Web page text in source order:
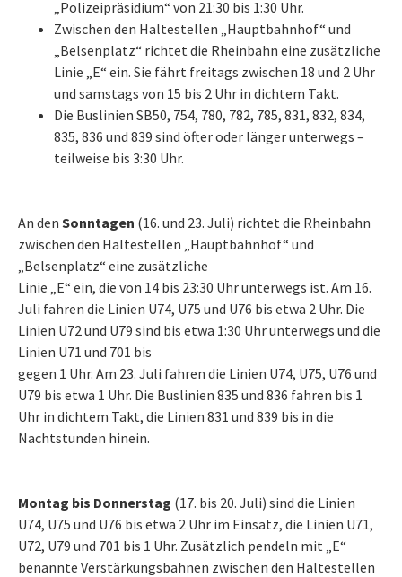
„Polizeipräsidium“ von 21:30 bis 1:30 Uhr.
Zwischen den Haltestellen „Hauptbahnhof“ und
„Belsenplatz“ richtet die Rheinbahn eine zusätzliche
Linie „E“ ein. Sie fährt freitags zwischen 18 und 2 Uhr
und samstags von 15 bis 2 Uhr in dichtem Takt.
Die Buslinien SB50, 754, 780, 782, 785, 831, 832, 834,
835, 836 und 839 sind öfter oder länger unterwegs –
teilweise bis 3:30 Uhr.
An den Sonntagen (16. und 23. Juli) richtet die Rheinbahn
zwischen den Haltestellen „Hauptbahnhof“ und
„Belsenplatz“ eine zusätzliche
Linie „E“ ein, die von 14 bis 23:30 Uhr unterwegs ist. Am 16.
Juli fahren die Linien U74, U75 und U76 bis etwa 2 Uhr. Die
Linien U72 und U79 sind bis etwa 1:30 Uhr unterwegs und die
Linien U71 und 701 bis
gegen 1 Uhr. Am 23. Juli fahren die Linien U74, U75, U76 und
U79 bis etwa 1 Uhr. Die Buslinien 835 und 836 fahren bis 1
Uhr in dichtem Takt, die Linien 831 und 839 bis in die
Nachtstunden hinein.
Montag bis Donnerstag (17. bis 20. Juli) sind die Linien
U74, U75 und U76 bis etwa 2 Uhr im Einsatz, die Linien U71,
U72, U79 und 701 bis 1 Uhr. Zusätzlich pendeln mit „E“
benannte Verstärkungsbahnen zwischen den Haltestellen